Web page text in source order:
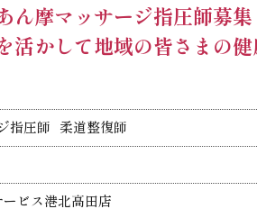
円
アマネージャー）：20,000円
円
円
円
ん摩マッサージ指圧師募
活かして地域の皆さまの
指圧師 柔道整復師
ビス港北高田店